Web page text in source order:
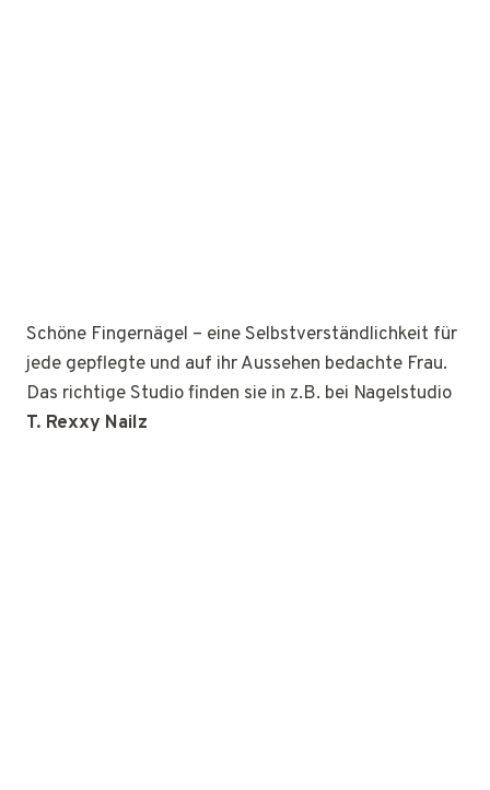
Schöne Fingernägel – eine Selbstverständlichkeit für
jede gepflegte und auf ihr Aussehen bedachte Frau.
Das richtige Studio finden sie in z.B. bei Nagelstudio
T. Rexxy Nailz